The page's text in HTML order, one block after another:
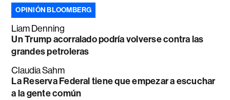
OPINIÓN BLOOMBERG
Liam Denning
Un Trump acorralado podría volverse contra las
grandes petroleras
Claudia Sahm
La Reserva Federal tiene que empezar a escuchar
a la gente común